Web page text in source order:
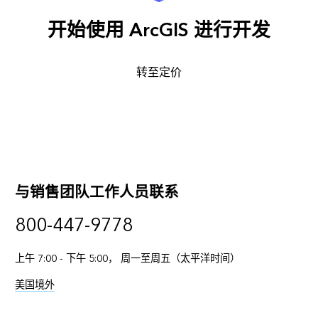
开始使用 ArcGIS 进行开发
转至定价
与销售团队工作人员联系
800-447-9778
上午 7:00 - 下午 5:00， 周一至周五（太平洋时间）
美国境外